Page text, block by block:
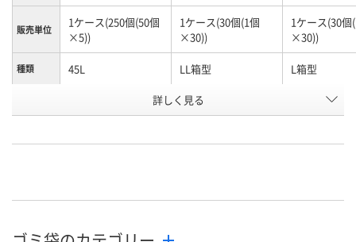
販売単位
1ケース(250個(50個
×5))
1ケース(30個(1個
×30))
1ケース(30個
×30))
種類 45L LL箱型 L箱型
APK9132 APK9130
メーカー都合により
メーカー都合により
メーカー都合
詳しく見る